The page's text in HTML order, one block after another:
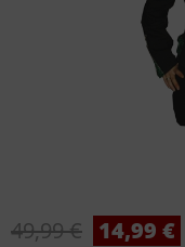
49,99 € 14,99 €